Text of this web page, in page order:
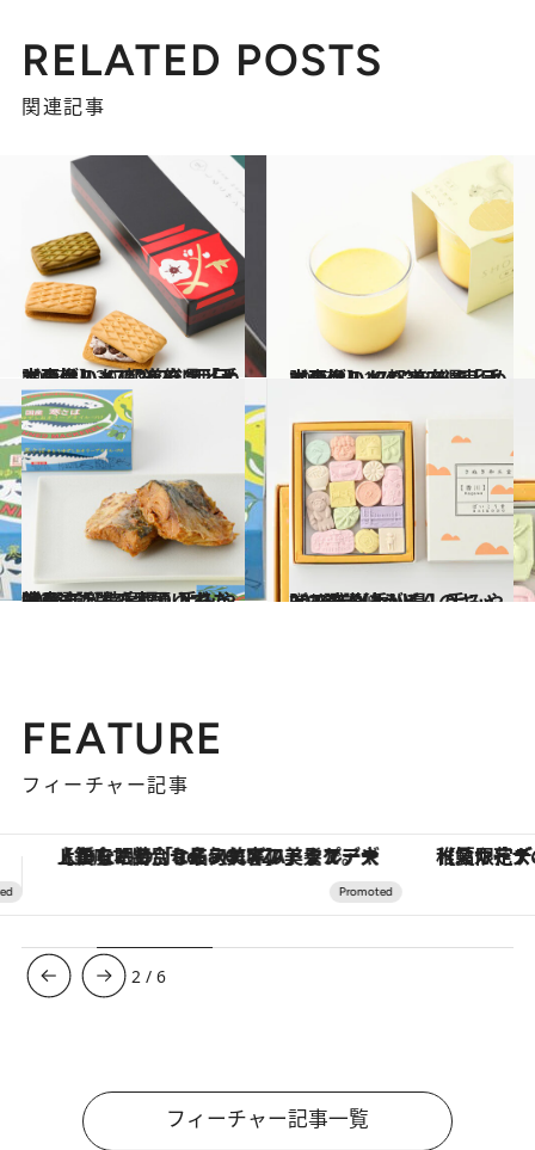
RELATED POSTS
関連記事
2025.12.30
【画像】 47都道府県「手土産グルメ」2026 “西日本の旨いもの”を総まとめ
贈りもの 2025.12.19
【画像】47都道府県「手土産グルメ」2026 “東日本の旨いもの”を総まとめ
贈りもの
2026.1.8
2026年【徳島県】手みやげ3選 話題の木頭ゆず、特産すだちを取り入れた逸品
贈りもの 2026.1.9
2026年【香川県】手みやげ3選 讃岐うどんのキットで盛り上がる！
贈りもの
FEATURE
フィーチャー記事
【夏限定ディナーコース】旬を迎える稚鮎や花ズッキーニなどをイタリア・トスカーナの郷土料理の手法で満喫！
3 /6
フィーチャー記事一覧